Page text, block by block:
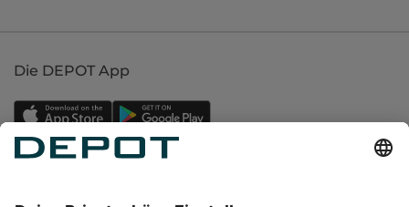
Die DEPOT App